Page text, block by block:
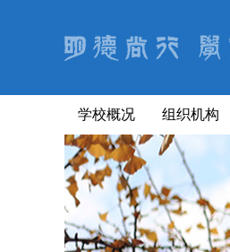
学校概况 组织机构